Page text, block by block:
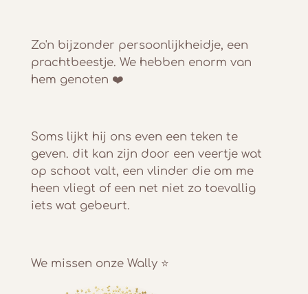
Zo'n bijzonder persoonlijkheidje, een
prachtbeestje. We hebben enorm van
hem genoten ❤️
Soms lijkt hij ons even een teken te
geven. dit kan zijn door een veertje wat
op schoot valt, een vlinder die om me
heen vliegt of een net niet zo toevallig
iets wat gebeurt.
We missen onze Wally ⭐